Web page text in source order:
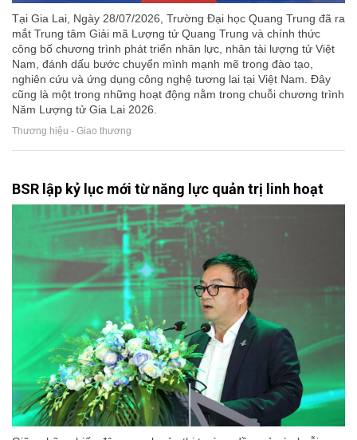
Tại Gia Lai, Ngày 28/07/2026, Trường Đại học Quang Trung đã ra
mắt Trung tâm Giải mã Lượng tử Quang Trung và chính thức
công bố chương trình phát triển nhân lực, nhân tài lượng tử Việt
Nam, đánh dấu bước chuyển mình mạnh mẽ trong đào tạo,
nghiên cứu và ứng dụng công nghệ tương lai tại Việt Nam. Đây
cũng là một trong những hoạt động nằm trong chuỗi chương trình
Năm Lượng tử Gia Lai 2026.
Thương hiệu - Giao thương
BSR lập kỷ lục mới từ năng lực quản trị linh hoạt